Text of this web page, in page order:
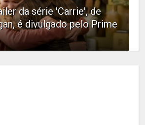
da série 'Carrie', de
é divulgado pelo Prime